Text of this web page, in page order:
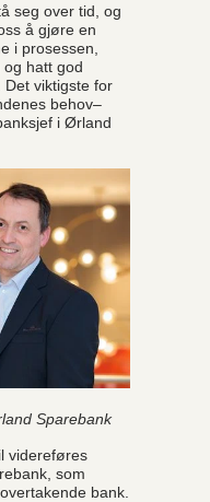
seg over tid, og
å gjøre en
i prosessen,
hatt god
Det viktigste for
behov–
i Ørland
Sparebank
videreføres
som
bank.